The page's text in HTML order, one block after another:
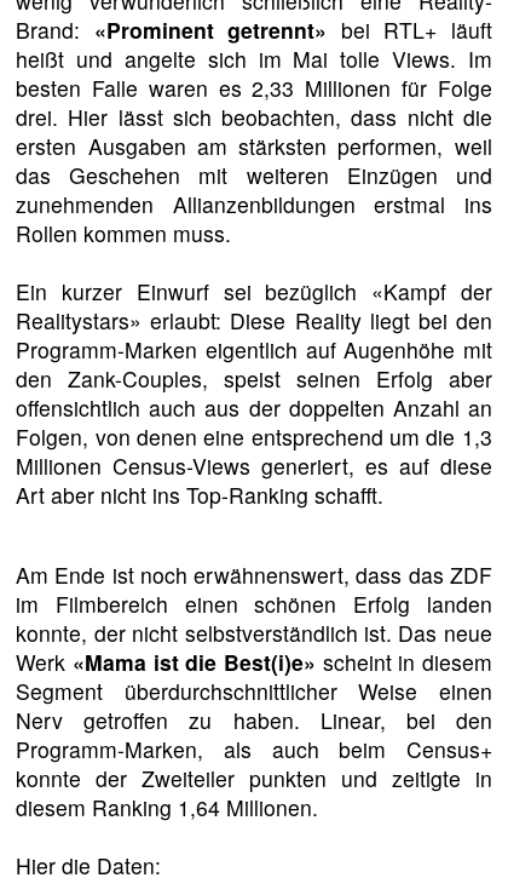
Brand: «Prominent getrennt» bei RTL+ läuft
heißt und angelte sich im Mai tolle Views. Im
besten Falle waren es 2,33 Millionen für Folge
drei. Hier lässt sich beobachten, dass nicht die
ersten Ausgaben am stärksten performen, weil
das Geschehen mit weiteren Einzügen und
zunehmenden Allianzenbildungen erstmal ins
Rollen kommen muss.
Ein kurzer Einwurf sei bezüglich «Kampf der
Realitystars» erlaubt: Diese Reality liegt bei den
Programm-Marken eigentlich auf Augenhöhe mit
den Zank-Couples, speist seinen Erfolg aber
offensichtlich auch aus der doppelten Anzahl an
Folgen, von denen eine entsprechend um die 1,3
Millionen Census-Views generiert, es auf diese
Art aber nicht ins Top-Ranking schafft.
Am Ende ist noch erwähnenswert, dass das ZDF
im Filmbereich einen schönen Erfolg landen
konnte, der nicht selbstverständlich ist. Das neue
Werk «Mama ist die Best(i)e» scheint in diesem
Segment überdurchschnittlicher Weise einen
Nerv getroffen zu haben. Linear, bei den
Programm-Marken, als auch beim Census+
konnte der Zweiteiler punkten und zeitigte in
diesem Ranking 1,64 Millionen.
Hier die Daten: